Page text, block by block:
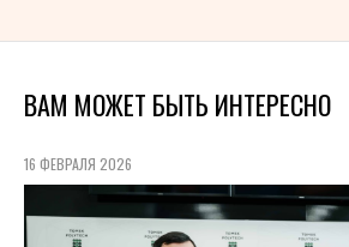
ВАМ МОЖЕТ БЫТЬ ИНТЕРЕСНО
16 ФЕВРАЛЯ 2026